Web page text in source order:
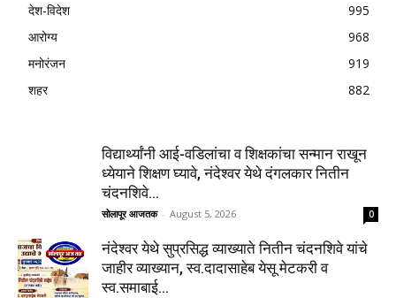
देश-विदेश
995
आरोग्य
968
मनोरंजन
919
शहर
882
विद्यार्थ्यांनी आई-वडिलांचा व शिक्षकांचा सन्मान राखून
ध्येयाने शिक्षण घ्यावे, नंदेश्वर येथे दंगलकार नितीन
चंदनशिवे...
सोलापूर आजतक - August 5, 2026 0
नंदेश्वर येथे सुप्रसिद्ध व्याख्याते नितीन चंदनशिवे यांचे
जाहीर व्याख्यान, स्व.दादासाहेब येसू मेटकरी व
स्व.समाबाई...